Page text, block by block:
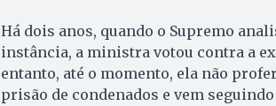
Há dois anos, quando o Supremo
instância, a ministra votou contra a
entanto, até o momento, ela não
prisão de condenados e vem